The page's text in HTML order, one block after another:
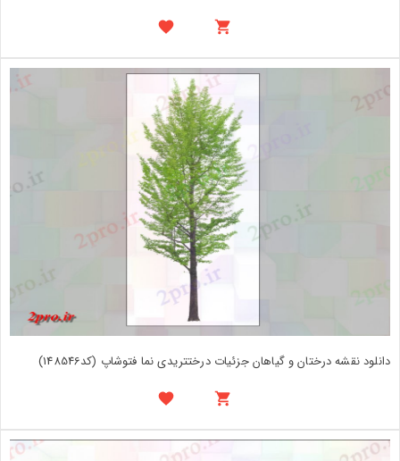
دانلود نقشه درختان و گیاهان جزئیات درختتریدی نما فتوشاپ (کد148546)